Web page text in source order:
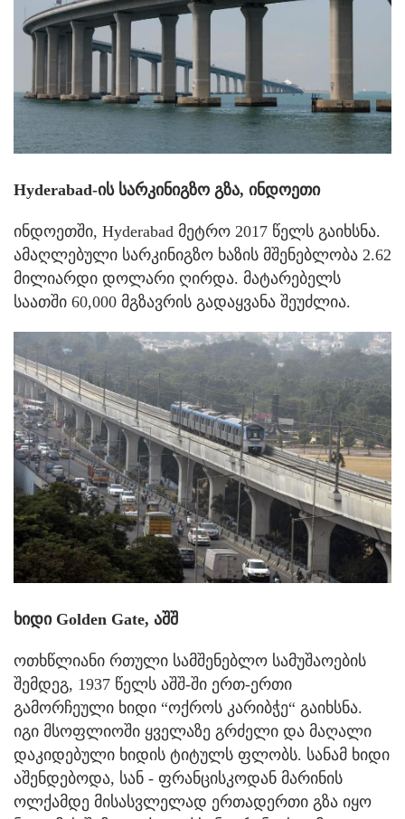
Hyderabad-ის სარკინიგზო გზა, ინდოეთი
ინდოეთში, Hyderabad მეტრო 2017 წელს გაიხსნა.
ამაღლებული სარკინიგზო ხაზის მშენებლობა 2.62
მილიარდი დოლარი ღირდა. მატარებელს
საათში 60,000 მგზავრის გადაყვანა შეუძლია.
ხიდი Golden Gate, აშშ
ოთხწლიანი რთული სამშენებლო სამუშაოების
შემდეგ, 1937 წელს აშშ-ში ერთ-ერთი
გამორჩეული ხიდი “ოქროს კარიბჭე“ გაიხსნა.
იგი მსოფლიოში ყველაზე გრძელი და მაღალი
დაკიდებული ხიდის ტიტულს ფლობს. სანამ ხიდი
აშენდებოდა, სან - ფრანცისკოდან მარინის
ოლქამდე მისასვლელად ერთადერთი გზა იყო